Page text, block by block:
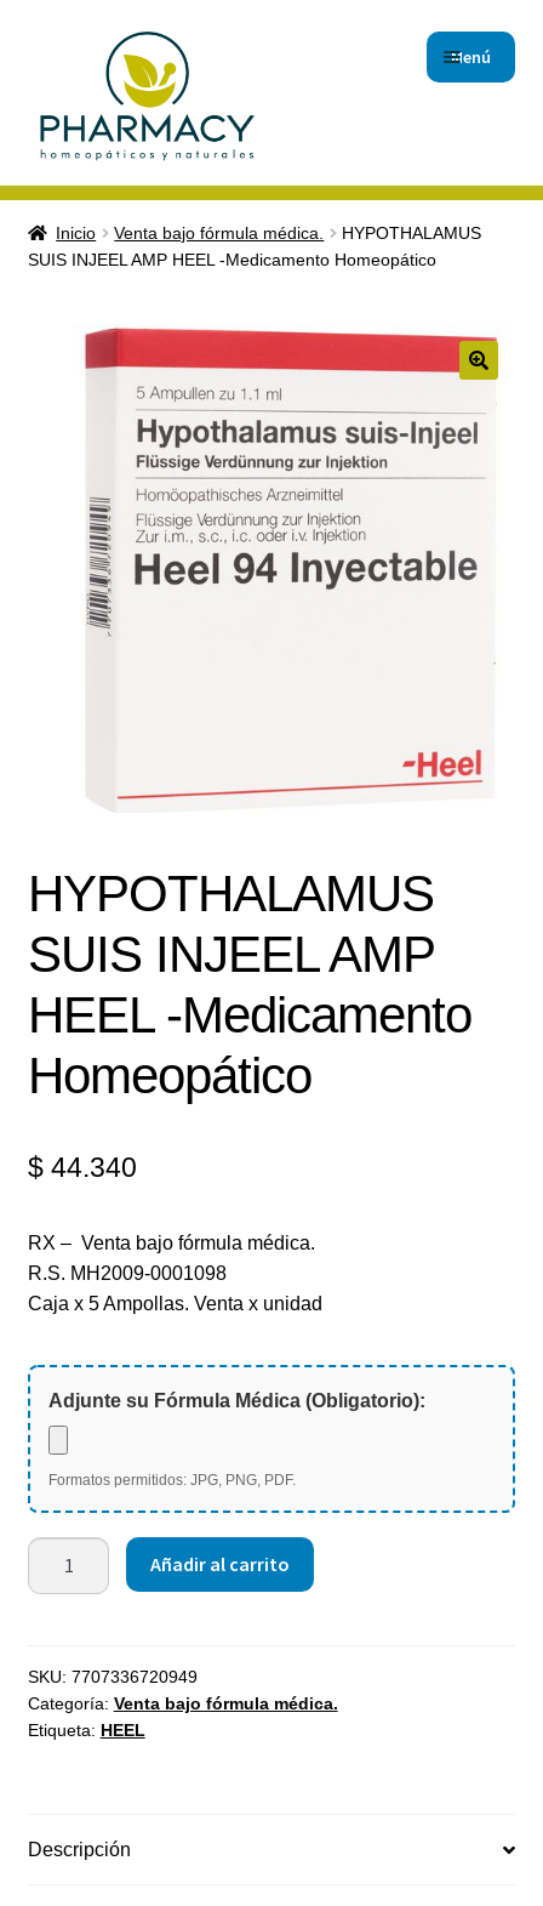
Menú
Inicio
Carrito de compras
Checkout
Nuestro Blog
Política de protección y tratamiento de datos personales
Inicio Venta bajo fórmula médica.
HYPOTHALAMUS
SUIS INJEEL AMP HEEL -Medicamento Homeopático
HYPOTHALAMUS
SUIS INJEEL AMP
HEEL -Medicamento
Homeopático
$44.340
RX – Venta bajo fórmula médica.
R.S. MH2009-0001098
Caja x 5 Ampollas. Venta x unidad
Adjunte su Fórmula Médica (Obligatorio):
Formatos permitidos: JPG, PNG, PDF.
Añadir al carrito
SKU: 7707336720949
Categoría: Venta bajo fórmula médica.
Etiqueta: HEEL
Descripción